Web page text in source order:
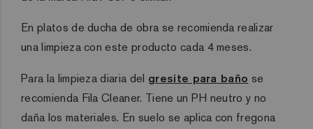
En platos de ducha de obra se recomienda realizar
una limpieza con este producto cada 4 meses.
Para la limpieza diaria del gresite para baño se
recomienda Fila Cleaner. Tiene un PH neutro y no
daña los materiales. En suelo se aplica con fregona